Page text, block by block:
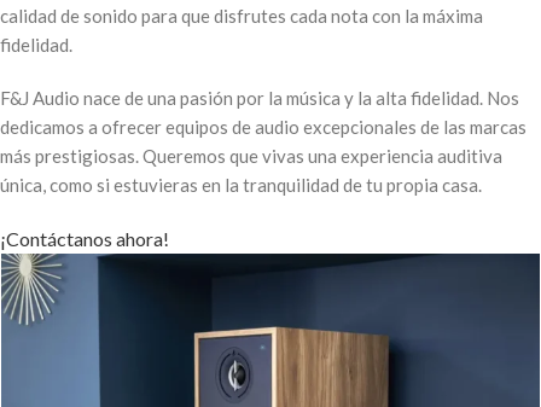
calidad de sonido para que disfrutes cada nota con la máxima
fidelidad.
F&J Audio nace de una pasión por la música y la alta fidelidad. Nos
dedicamos a ofrecer equipos de audio excepcionales de las marcas
más prestigiosas. Queremos que vivas una experiencia auditiva
única, como si estuvieras en la tranquilidad de tu propia casa.
¡Contáctanos ahora!